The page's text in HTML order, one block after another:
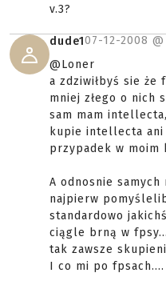
v.3?
dude107-12-2008 @
@Loner
a zdziwiłbyś sie że
mniej złego o nich
sam mam
kupie intellecta
przypadek w moim
A odnosnie
najpierw
standardowo
ciągle brną w
tak zawsze
I co mi po fpsach....